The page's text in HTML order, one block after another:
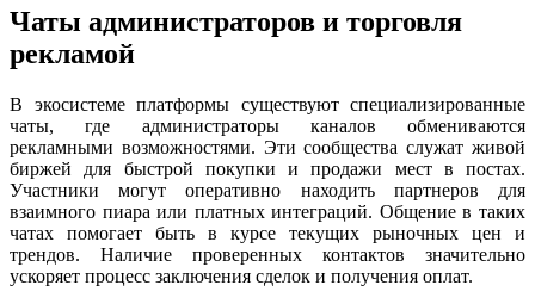
Чаты администраторов и торговля
рекламой
В экосистеме платформы существуют специализированные
чаты, где администраторы каналов обмениваются
рекламными возможностями. Эти сообщества служат живой
биржей для быстрой покупки и продажи мест в постах.
Участники могут оперативно находить партнеров для
взаимного пиара или платных интеграций. Общение в таких
чатах помогает быть в курсе текущих рыночных цен и
трендов. Наличие проверенных контактов значительно
ускоряет процесс заключения сделок и получения оплат.